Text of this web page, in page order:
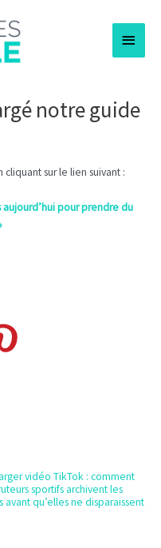
Menu
notre guide
sur le lien suivant :
aujourd’hui pour prendre du
vidéo TikTok : comment
sportifs archivent les
avant qu’elles ne disparaissent